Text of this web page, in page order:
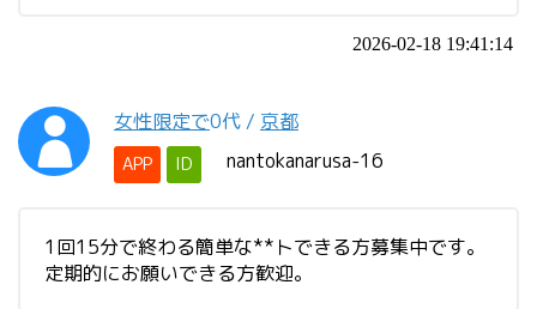
2026-02-18 19:41:14
女性限定で0代 / 京都
APP ID nantokanarusa-16
1回15分で終わる簡単な**トできる方募集中です。
定期的にお願いできる方歓迎。